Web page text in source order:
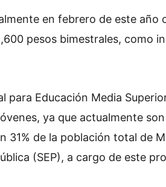
en febrero de este año
pesos bimestrales, como
para Educación Media
ya que actualmente
31% de la población total de
(SEP), a cargo de este